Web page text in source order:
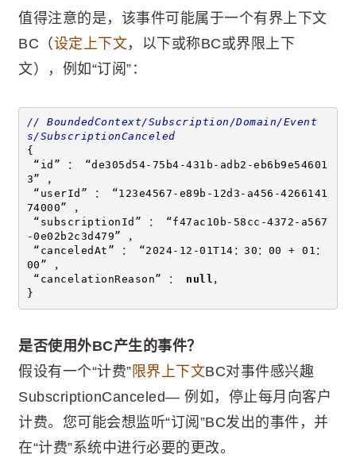
值得注意的是，该事件可能属于一个有界上下文
BC（设定上下文，以下或称BC或界限上下
文），例如“订阅”：
// BoundedContext/Subscription/Domain/Event
s/SubscriptionCanceled
{
“id” ： “de305d54-75b4-431b-adb2-eb6b9e54601
3” ，
“userId” ： “123e4567-e89b-12d3-a456-4266141
74000” ，
“subscriptionId” ： “f47ac10b-58cc-4372-a567
-0e02b2c3d479” ，
“canceledAt” ： “2024-12-01T14：30：00 + 01：
00” ，
“cancelationReason” ： null ，
}
是否使用外BC产生的事件？
假设有一个“计费” 限界上下文BC对事件感兴趣
SubscriptionCanceled— 例如，停止每月向客户
计费。您可能会想监听“订阅”BC发出的事件，并
在“计费”系统中进行必要的更改。